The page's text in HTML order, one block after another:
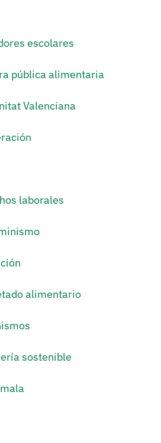
escolares
pública alimentaria
Valenciana
laborales
alimentario
sostenible